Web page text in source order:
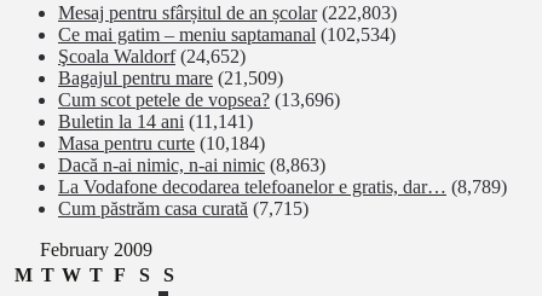
Mesaj pentru sfârșitul de an școlar (222,803)
Ce mai gatim – meniu saptamanal (102,534)
Şcoala Waldorf (24,652)
Bagajul pentru mare (21,509)
Cum scot petele de vopsea? (13,696)
Buletin la 14 ani (11,141)
Masa pentru curte (10,184)
Dacă n-ai nimic, n-ai nimic (8,863)
La Vodafone decodarea telefoanelor e gratis, dar… (8,789)
Cum păstrăm casa curată (7,715)
February 2009
M T W T F S
S